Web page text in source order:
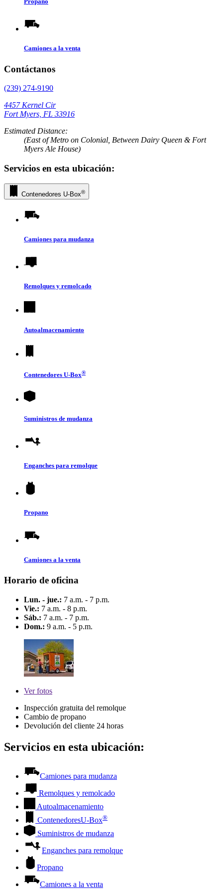
Camiones a la venta
Contáctanos
(239) 274-9190
4457 Kernel Cir
Fort Myers, FL 33916
Estimated Distance:
(East of Metro on Colonial, Between Dairy Queen & Fort
Myers Ale House)
Servicios en esta ubicación:
Contenedores U-Box®
Camiones para mudanza
Remolques y remolcado
Autoalmacenamiento
Contenedores U-Box®
Suministros de mudanza
Enganches para remolque
Propano
Camiones a la venta
Horario de oficina
Lun. - jue.: 7 a.m. - 7 p.m.
Vie.: 7 a.m. - 8 p.m.
Sáb.: 7 a.m. - 7 p.m.
Dom.: 9 a.m. - 5 p.m.
Verfotos
Inspección gratuita del remolque
Cambio de propano
Devolución del cliente 24 horas
Servicios en esta ubicación:
Camiones para mudanza
Remolques y remolcado
Autoalmacenamiento
ContenedoresU-Box®
Suministros de mudanza
Enganches para remolque
Propano
Camiones a la venta